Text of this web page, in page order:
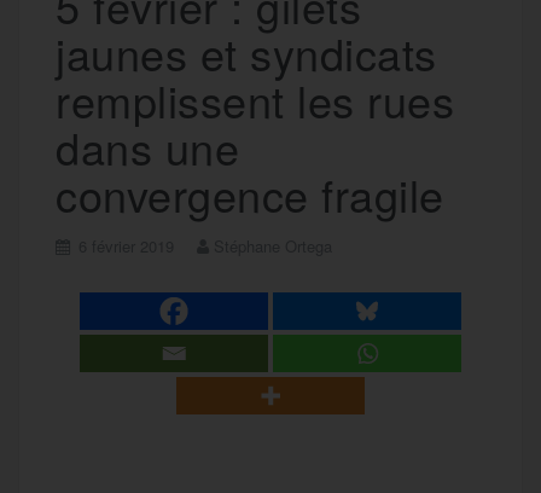
jaunes et syndicats
remplissent les rues
dans une
convergence fragile